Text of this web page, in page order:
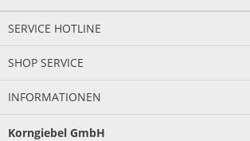
SERVICE HOTLINE
SHOP SERVICE
INFORMATIONEN
Korngiebel GmbH